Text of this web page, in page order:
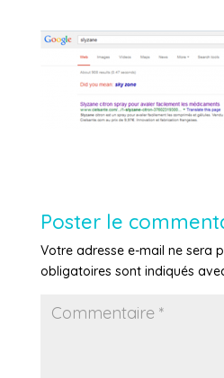
Poster le
Votre adresse e-mail ne sera
obligatoires sont indiqués